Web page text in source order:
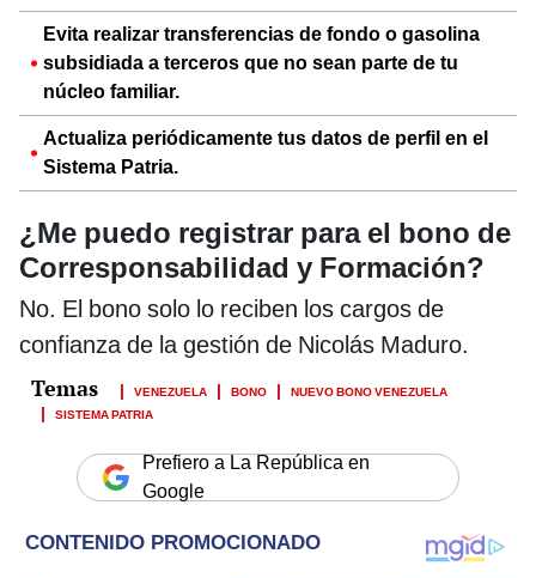
Evita realizar transferencias de fondo o gasolina
subsidiada a terceros que no sean parte de tu
núcleo familiar.
Actualiza periódicamente tus datos de perfil en el
Sistema Patria.
¿Me puedo registrar para el bono de
Corresponsabilidad y Formación?
No. El bono solo lo reciben los cargos de
confianza de la gestión de Nicolás Maduro.
VENEZUELA BONO
NUEVO BONO VENEZUELA
SISTEMA PATRIA
Prefiero a La República en
Google